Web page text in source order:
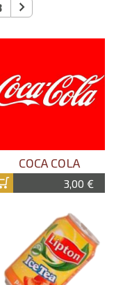
COCA COLA
3,00 €